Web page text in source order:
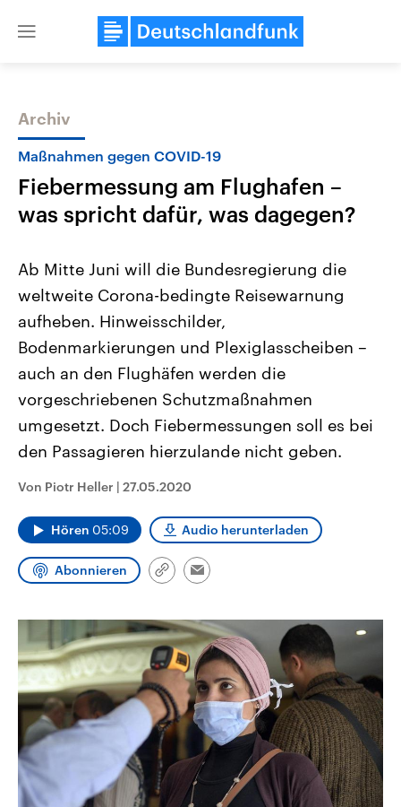
Close
Themen
Landtagswahl Sachsen-Anhalt
2026
Alle Informationen
Sachsen-Anhalt wählt am 6.
September 2026 einen neuen
Landtag. Seit 2021 wird das
Bundesland von einer Koalition aus
CDU, SPD und FDP regiert.-
Umfragen, Prognosen,
Wahlprogramme, aktuelle Berichte
und Hintergründe zu den Parteien
Wahl.
Hintergründe
Wirtschaftlich und
gehören die Vereinigten
den mächtigsten Ländern
mit großem Einfluss auf
Sendungen Programm Podcasts
Archiv
Maßnahmen gegen COVID-19
Fiebermessung am Flughafen –
was spricht dafür, was dagegen?
Ab Mitte Juni will die Bundesregierung die
weltweite Corona-bedingte Reisewarnung
aufheben. Hinweisschilder,
Bodenmarkierungen und Plexiglasscheiben –
auch an den Flughäfen werden die
vorgeschriebenen Schutzmaßnahmen
umgesetzt. Doch Fiebermessungen soll es bei
den Passagieren hierzulande nicht geben.
Von Piotr Heller | 27.05.2020
Hören 05:09 Audio herunterladen
Abonnieren
Link
Email